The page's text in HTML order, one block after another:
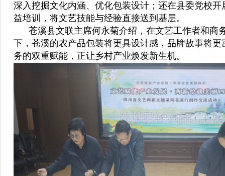
深入挖掘文化内涵、优化包装设计；还在县委党校
益培训，将文艺技能与经验直接送到基层。
苍溪县文联主席何永菊介绍，在文艺工作者和商
下，苍溪的农产品包装将更具设计感，品牌故事将
务的双重赋能，正让乡村产业焕发新生机。